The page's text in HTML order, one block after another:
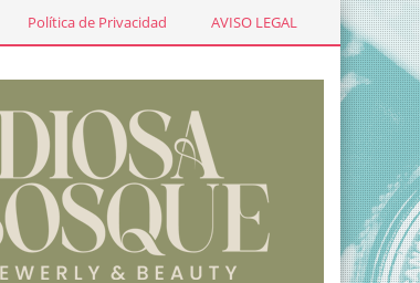
Política de Privacidad AVISO LEGAL